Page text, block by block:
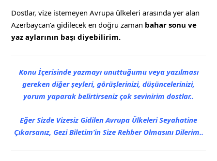
Dostlar, vize istemeyen Avrupa ülkeleri arasında yer alan
Azerbaycan’a gidilecek en doğru zaman bahar sonu ve
yaz aylarının başı diyebilirim.
Konu İçerisinde yazmayı unuttuğumu veya yazılması
gereken diğer şeyleri, görüşlerinizi, düşüncelerinizi,
yorum yaparak belirtirseniz çok sevinirim dostlar..
Eğer Sizde Vizesiz Gidilen Avrupa Ülkeleri Seyahatine
Çıkarsanız, Gezi Biletim’in Size Rehber Olmasını Dilerim..